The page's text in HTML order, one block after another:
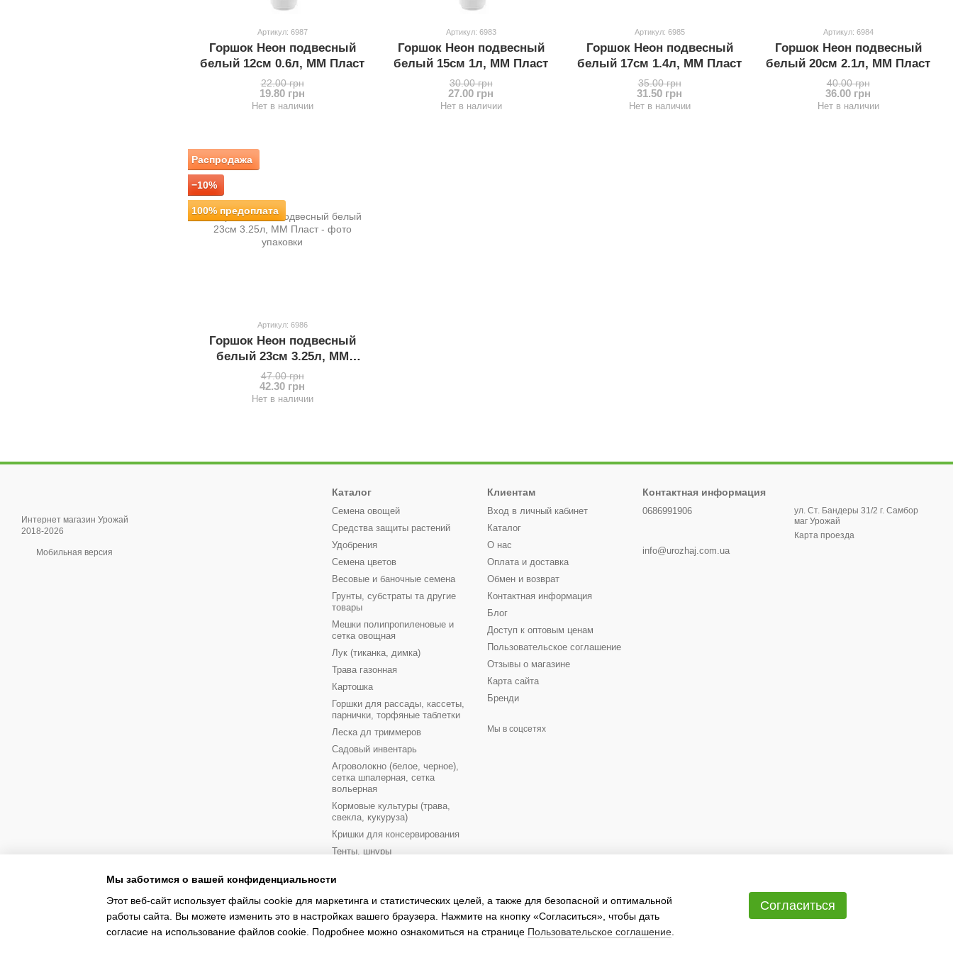
Артикул: 6987
Горшок Неон подвесный
белый 12см 0.6л, ММ Пласт
22.00 грн
19.80 грн
Нет в наличии
Артикул: 6983
Горшок Неон подвесный
белый 15см 1л, ММ Пласт
30.00 грн
27.00 грн
Нет в наличии
Артикул: 6985
Горшок Неон подвесный
белый 17см 1.4л, ММ Пласт
35.00 грн
31.50 грн
Нет в наличии
Артикул: 6984
Горшок Неон подвесный
белый 20см 2.1л, ММ Пласт
40.00 грн
36.00 грн
Нет в наличии
Распродажа
−10%
100% предоплата
Артикул: 6986
Горшок Неон подвесный
белый 23см 3.25л, ММ
Пласт
47.00 грн
42.30 грн
Нет в наличии
Интернет магазин Урожай
2018-2026
Мобильная версия
Каталог
Семена овощей
Средства защиты растений
Удобрения
Семена цветов
Весовые и баночные семена
Грунты, субстраты та другие
товары
Мешки полипропиленовые и
сетка овощная
Лук (тиканка, димка)
Трава газонная
Картошка
Горшки для рассады, кассеты,
парнички, торфяные таблетки
Леска дл триммеров
Садовый инвентарь
Агроволокно (белое, черное),
сетка шпалерная, сетка
вольерная
Кормовые культуры (трава,
свекла, кукуруза)
Кришки для консервирования
Тенты, шнуры
Луковицы цветов весна
Перчатки рабочие
Клиентам
Вход в личный кабинет
Каталог
О нас
Оплата и доставка
Обмен и возврат
Контактная информация
Блог
Доступ к оптовым ценам
Пользовательское соглашение
Отзывы о магазине
Карта сайта
Бренди
Мы в соцсетях
Контактная информация
0686991906
info@urozhaj.com.ua
ул. Ст. Бандеры 31/2 г. Самбор
маг Урожай
Карта проезда
Мы заботимся о вашей конфиденциальности
Этот веб-сайт использует файлы cookie для маркетинга и статистических целей, а также для безопасной и оптимальной
работы сайта. Вы можете изменить это в настройках вашего браузера. Нажмите на кнопку «Согласиться», чтобы дать
согласие на использование файлов cookie. Подробнее можно ознакомиться на странице Пользовательское соглашение
Согласиться